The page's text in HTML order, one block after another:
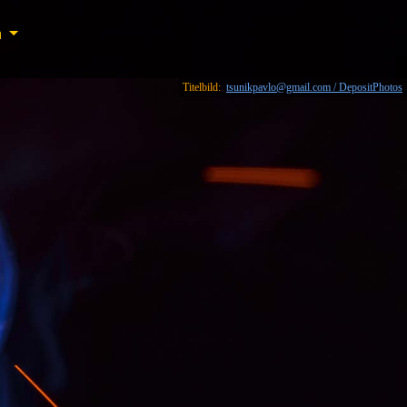
Titelbild: tsunikpavlo@gmail.com / DepositPhotos